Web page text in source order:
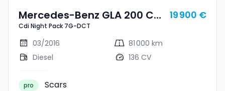
Mercedes-Benz GLA 200 Cdi
Night Pack 7G-DCT
Cdi Night Pack 7G-DCT
19 900 €
03/2016
81 000 km
Diesel
136 CV
pro Scars